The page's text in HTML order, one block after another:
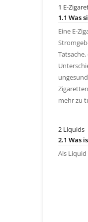
1 E-
1.1 Was
Eine E-
mehr zu
2 Liquids
2.1 Was
Als